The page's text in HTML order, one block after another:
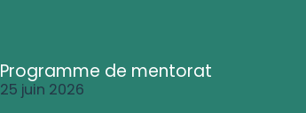
Programme de mentorat
25 juin 2026